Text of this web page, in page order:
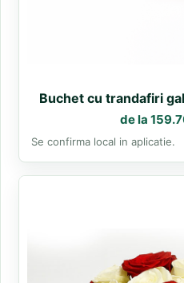
Buchet cu trandafiri
de la
Se confirma local in aplicatie.